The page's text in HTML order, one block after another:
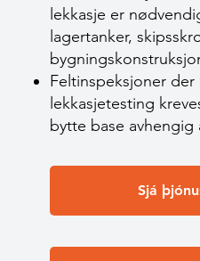
lekkasje er
lagertanker,
Feltinspeksjoner
lekkasjetesting
bytte base avhengig
Sjá